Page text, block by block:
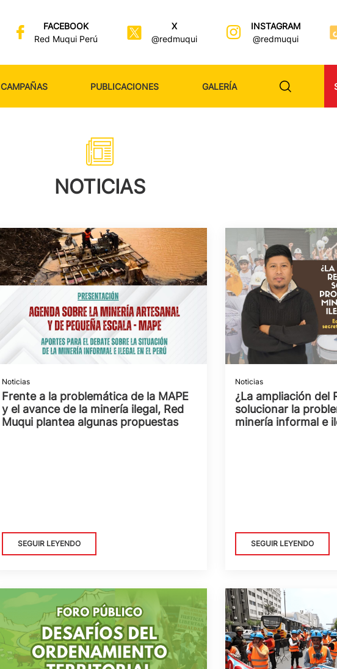
FACEBOOK
Red Muqui Perú
X
@redmuqui
INSTAGRAM
@redmuqui
CAMPAÑAS PUBLICACIONES GALERÍA
NOTICIAS
Noticias
Frente a la problemática de la MAPE
y el avance de la minería ilegal, Red
Muqui plantea algunas propuestas
SEGUIR LEYENDO
Noticias
¿La ampliación del
solucionar la
minería informal e
SEGUIR LEYENDO